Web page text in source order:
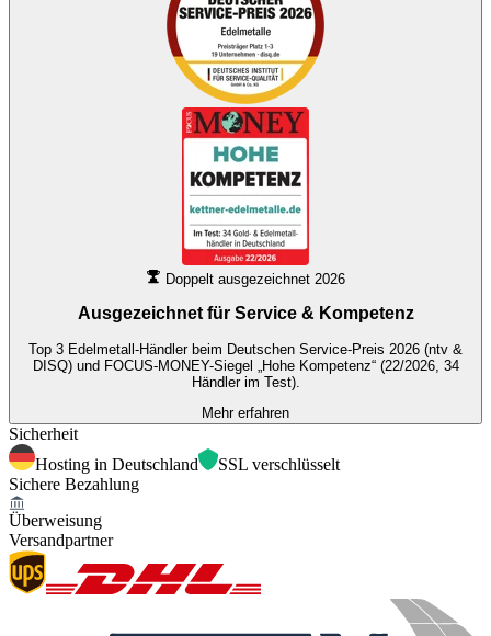
Doppelt ausgezeichnet 2026
Ausgezeichnet für Service & Kompetenz
Top 3 Edelmetall-Händler beim Deutschen Service-Preis 2026 (ntv &
DISQ) und FOCUS-MONEY-Siegel „Hohe Kompetenz“ (22/2026, 34
Händler im Test).
Mehr erfahren
Sicherheit
Hosting in Deutschland
SSL verschlüsselt
Sichere Bezahlung
Überweisung
Versandpartner